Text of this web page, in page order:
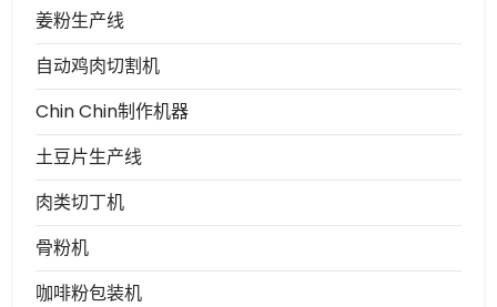
姜粉生产线
自动鸡肉切割机
Chin Chin制作机器
土豆片生产线
肉类切丁机
骨粉机
咖啡粉包装机